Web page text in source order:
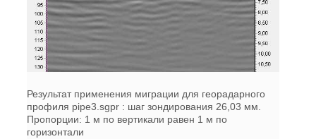
Результат применения миграции для георадарного
профиля pipe3.sgpr : шаг зондирования 26,03 мм.
Пропорции: 1 м по вертикали равен 1 м по
горизонтали